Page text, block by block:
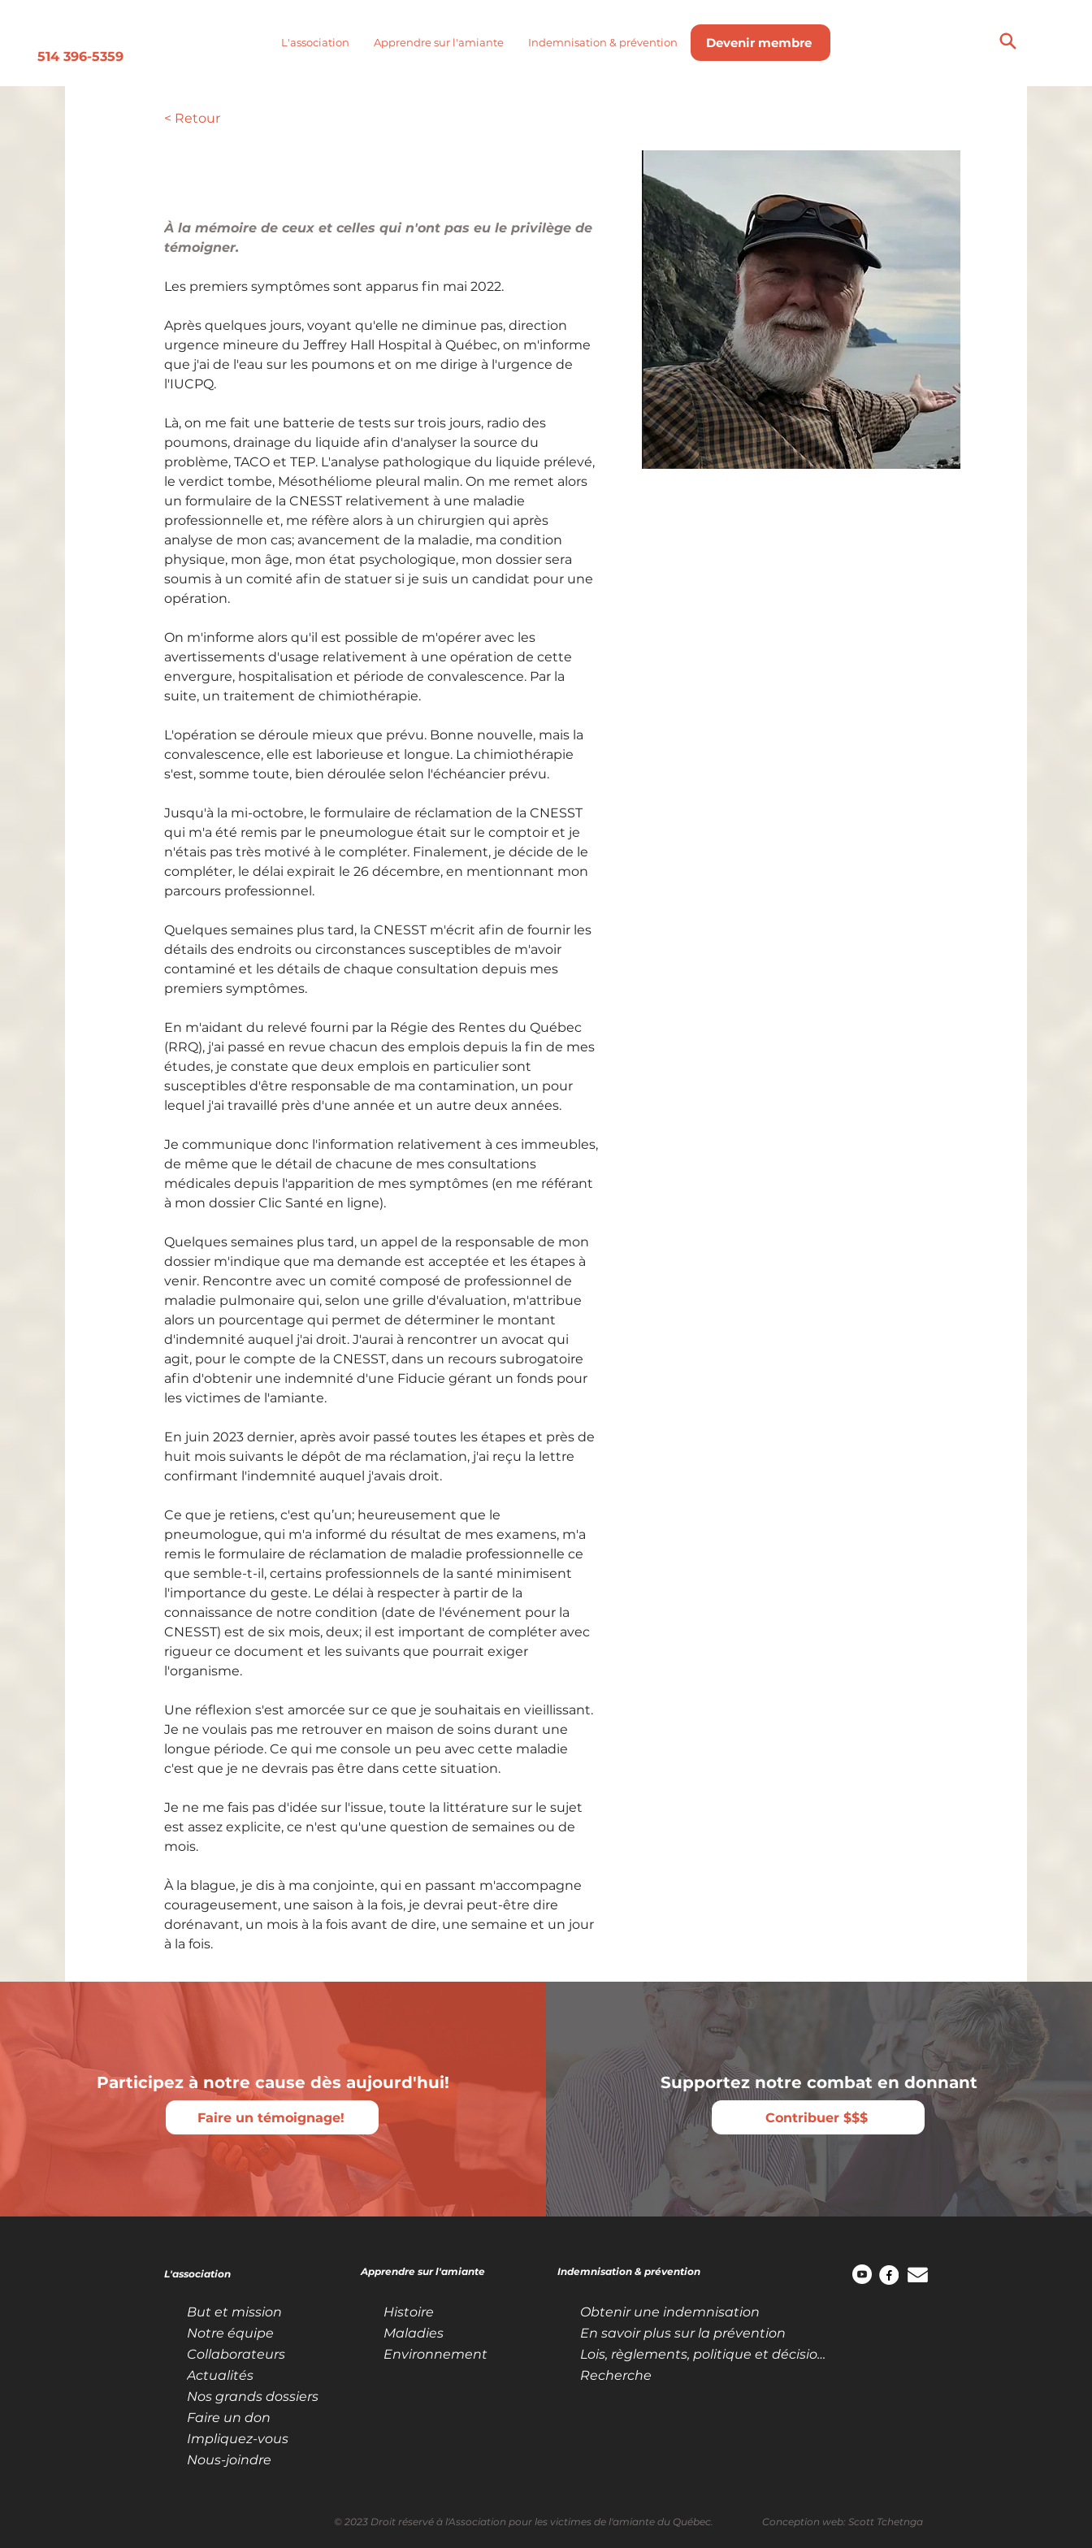
514 396-5359
L'association Apprendre sur l'amiante Indemnisation & prévention Devenir membre
< Retour
À la mémoire de ceux et celles qui n'ont pas eu le privilège de
témoigner.
Les premiers symptômes sont apparus fin mai 2022.
Après quelques jours, voyant qu'elle ne diminue pas, direction
urgence mineure du Jeffrey Hall Hospital à Québec, on m'informe
que j'ai de l'eau sur les poumons et on me dirige à l'urgence de
l'IUCPQ.
Là, on me fait une batterie de tests sur trois jours, radio des
poumons, drainage du liquide afin d'analyser la source du
problème, TACO et TEP. L'analyse pathologique du liquide prélevé,
le verdict tombe, Mésothéliome pleural malin. On me remet alors
un formulaire de la CNESST relativement à une maladie
professionnelle et, me réfère alors à un chirurgien qui après
analyse de mon cas; avancement de la maladie, ma condition
physique, mon âge, mon état psychologique, mon dossier sera
soumis à un comité afin de statuer si je suis un candidat pour une
opération.
On m'informe alors qu'il est possible de m'opérer avec les
avertissements d'usage relativement à une opération de cette
envergure, hospitalisation et période de convalescence. Par la
suite, un traitement de chimiothérapie.
L'opération se déroule mieux que prévu. Bonne nouvelle, mais la
convalescence, elle est laborieuse et longue. La chimiothérapie
s'est, somme toute, bien déroulée selon l'échéancier prévu.
Jusqu'à la mi-octobre, le formulaire de réclamation de la CNESST
qui m'a été remis par le pneumologue était sur le comptoir et je
n'étais pas très motivé à le compléter. Finalement, je décide de le
compléter, le délai expirait le 26 décembre, en mentionnant mon
parcours professionnel.
Quelques semaines plus tard, la CNESST m'écrit afin de fournir les
détails des endroits ou circonstances susceptibles de m'avoir
contaminé et les détails de chaque consultation depuis mes
premiers symptômes.
En m'aidant du relevé fourni par la Régie des Rentes du Québec
(RRQ), j'ai passé en revue chacun des emplois depuis la fin de mes
études, je constate que deux emplois en particulier sont
susceptibles d'être responsable de ma contamination, un pour
lequel j'ai travaillé près d'une année et un autre deux années.
Je communique donc l'information relativement à ces immeubles,
de même que le détail de chacune de mes consultations
médicales depuis l'apparition de mes symptômes (en me référant
à mon dossier Clic Santé en ligne).
Quelques semaines plus tard, un appel de la responsable de mon
dossier m'indique que ma demande est acceptée et les étapes à
venir. Rencontre avec un comité composé de professionnel de
maladie pulmonaire qui, selon une grille d'évaluation, m'attribue
alors un pourcentage qui permet de déterminer le montant
d'indemnité auquel j'ai droit. J'aurai à rencontrer un avocat qui
agit, pour le compte de la CNESST, dans un recours subrogatoire
afin d'obtenir une indemnité d'une Fiducie gérant un fonds pour
les victimes de l'amiante.
En juin 2023 dernier, après avoir passé toutes les étapes et près de
huit mois suivants le dépôt de ma réclamation, j'ai reçu la lettre
confirmant l'indemnité auquel j'avais droit.
Ce que je retiens, c'est qu’un; heureusement que le
pneumologue, qui m'a informé du résultat de mes examens, m'a
remis le formulaire de réclamation de maladie professionnelle ce
que semble-t-il, certains professionnels de la santé minimisent
l'importance du geste. Le délai à respecter à partir de la
connaissance de notre condition (date de l'événement pour la
CNESST) est de six mois, deux; il est important de compléter avec
rigueur ce document et les suivants que pourrait exiger
l'organisme.
Une réflexion s'est amorcée sur ce que je souhaitais en vieillissant.
Je ne voulais pas me retrouver en maison de soins durant une
longue période. Ce qui me console un peu avec cette maladie
c'est que je ne devrais pas être dans cette situation.
Je ne me fais pas d'idée sur l'issue, toute la littérature sur le sujet
est assez explicite, ce n'est qu'une question de semaines ou de
mois.
À la blague, je dis à ma conjointe, qui en passant m'accompagne
courageusement, une saison à la fois, je devrai peut-être dire
dorénavant, un mois à la fois avant de dire, une semaine et un jour
à la fois.
Participez à notre cause dès aujourd'hui!
Faire un témoignage!
Supportez notre combat en donnant
Contribuer $$$
L'association Apprendre sur l'amiante Indemnisation & prévention
But et mission
Notre équipe
Collaborateurs
Actualités
Histoire
Maladies
Environnement
Obtenir une indemnisation
En savoir plus sur la prévention
Lois, règlements, politique et décisions
Recherche
Nos grands dossiers
Faire un don
Impliquez-vous
Nous-joindre
© 2023 Droit réservé à l'Association pour les victimes de l'amiante du Québec. Conception web: Scott Tchetnga